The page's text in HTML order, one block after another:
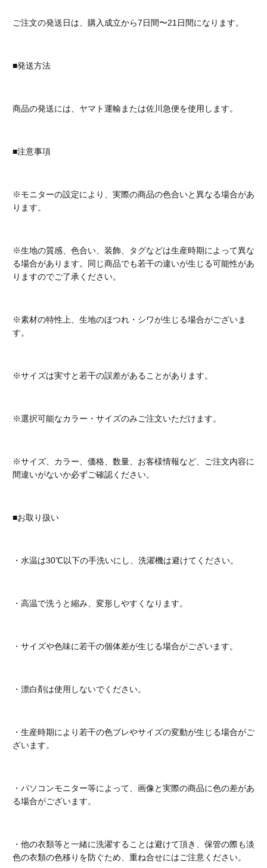
ご注文の発送日は、購入成立から7日間〜21日間になります。
■発送方法
商品の発送には、ヤマト運輸または佐川急便を使用します。
■注意事項
※モニターの設定により、実際の商品の色合いと異なる場合があ
ります。
※生地の質感、色合い、装飾、タグなどは生産時期によって異な
る場合があります。同じ商品でも若干の違いが生じる可能性があ
りますのでご了承ください。
※素材の特性上、生地のほつれ・シワが生じる場合がございま
す。
※サイズは実寸と若干の誤差があることがあります。
※選択可能なカラー・サイズのみご注文いただけます。
※サイズ、カラー、価格、数量、お客様情報など、ご注文内容に
間違いがないか必ずご確認ください。
■お取り扱い
・水温は30℃以下の手洗いにし、洗濯機は避けてください。
・高温で洗うと縮み、変形しやすくなります。
・サイズや色味に若干の個体差が生じる場合がございます。
・漂白剤は使用しないでください。
・生産時期により若干の色ブレやサイズの変動が生じる場合がご
ざいます。
・パソコンモニター等によって、画像と実際の商品に色の差があ
る場合がございます。
・他の衣類等と一緒に洗濯することは避けて頂き、保管の際も淡
色の衣類の色移りを防ぐため、重ね合せにはご注意ください。